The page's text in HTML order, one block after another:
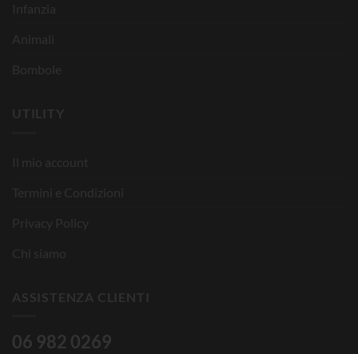
Infanzia
Animali
Bombole
UTILITY
Il mio account
Termini e Condizioni
Privacy Policy
Chi siamo
ASSISTENZA CLIENTI
06 982 0269